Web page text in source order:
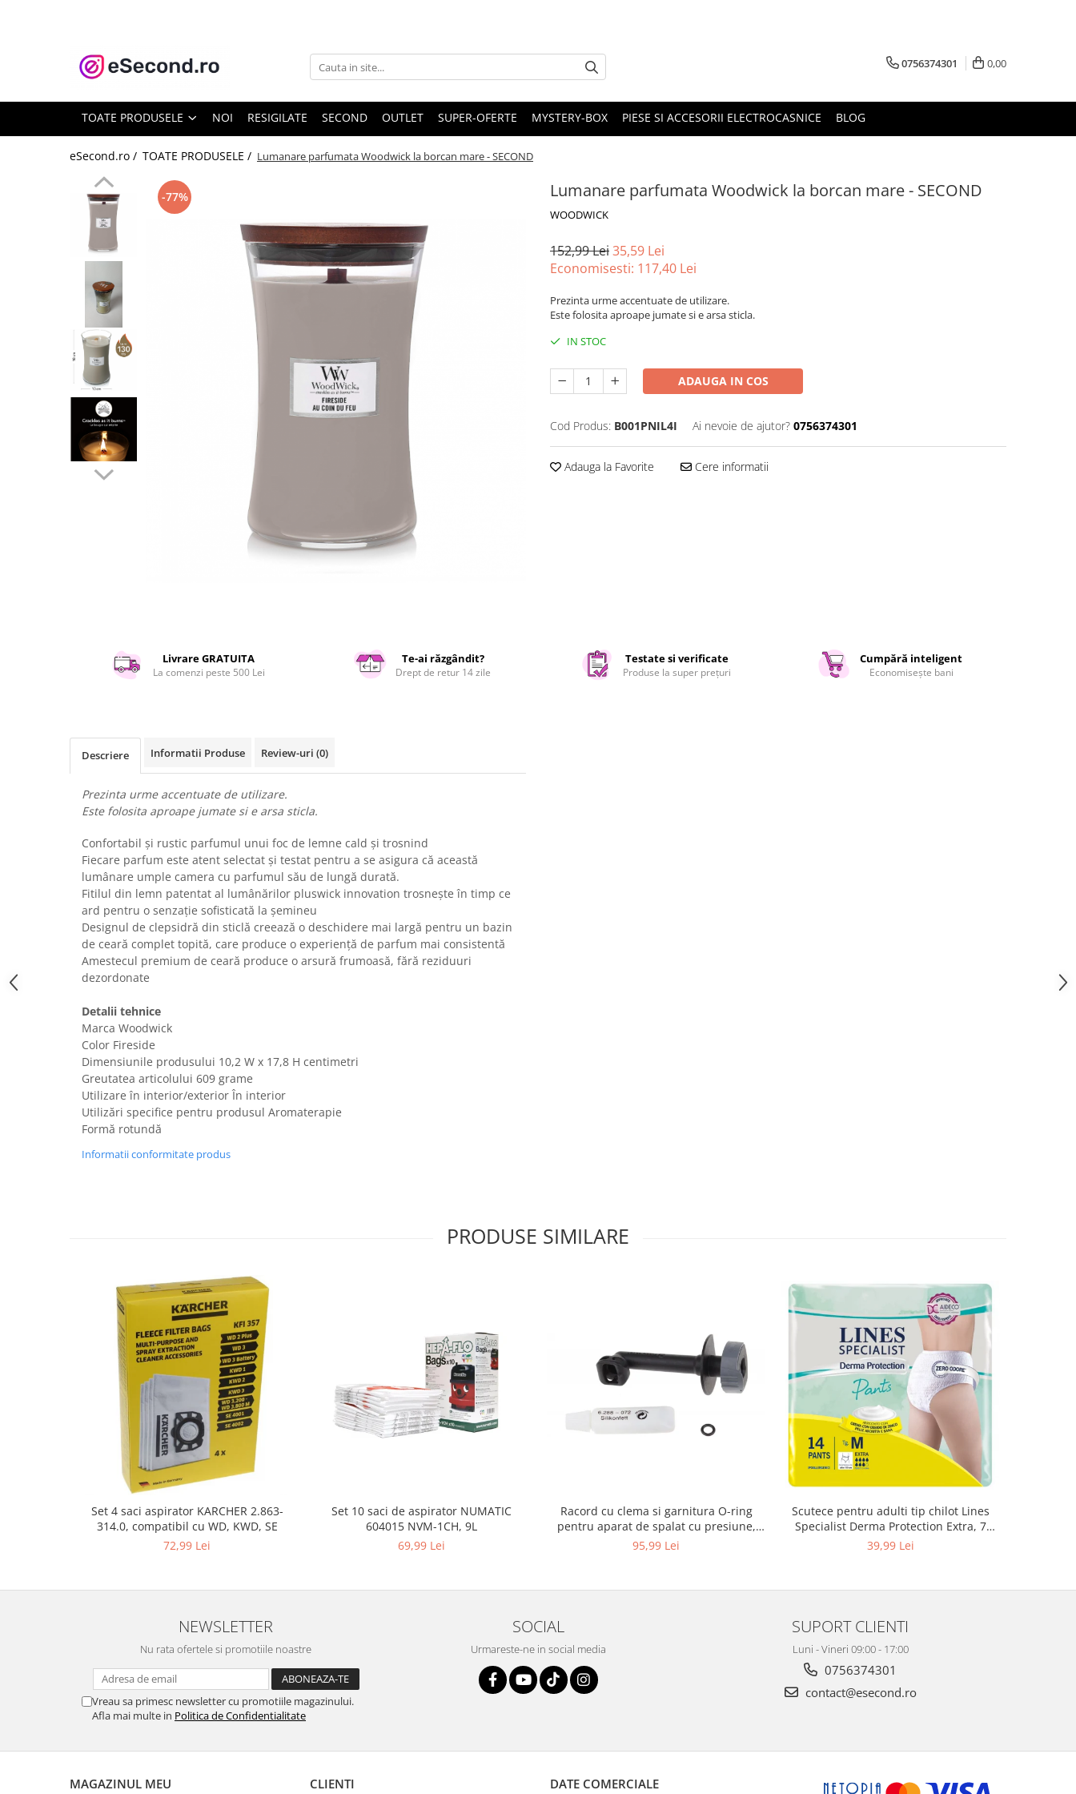
TOATE PRODUSELE
Accesorii Auto
Covorase auto
Echipamente pentru Atelier
Electronice Auto
Intretinere & Cosmetica auto
Reparatii si echipamente auto
Trotinete electrice
Casa, Gradina & Bricolaj
Bucatarie & Servire
Curatenie si intretinere
Hobby-uri creative
Iluminat & Electrice
Scule electrice si unelte
Silicon, spume si solutii tehnice
Uscatoare rufe
Utilaje si materiale de constructii
Laptop, Tablete & Telefoane
Accesorii tablete
Telefoane Mobile & accesorii
Wearable & Gadgeturi
Electrocasnice & Climatizare
Accesorii si piese masini spalat
rufe si uscatoare
Accesorii si piese masini spalat
Aparate Frigorifice
Aparate Racire Aer
Aragaze si cuptoare cu microunde
Climatizare & sisteme de incalzire
Electrocasnice pentru Bucatarie
Fiare de calcat si masini de cusut
Ingrijire Locuinta
Purificatoare de aer
Imbracaminte barbati
Imbracaminte femei
Imbracaminte si Incaltaminte copii
Incaltaminte barbati
Gaming, Carti & Birotica
Console, Jocuri & Accesorii
Ingrijire personala & Cosmetice
Accesorii aparate de ras electrice
personala
Cosmetice si produse ingrijire
Hrana bebelusi
0756374301 0,00
TOATE PRODUSELE NOI RESIGILATE SECOND OUTLET SUPER-OFERTE MYSTERY-BOX PIESE SI ACCESORII ELECTROCASNICE BLOG
eSecond.ro / TOATE PRODUSELE / Lumanare parfumata Woodwick la borcan mare - SECOND
Lumanare parfumata Woodwick la borcan mare - SECOND
WOODWICK
-77%
152,99 Lei35,59 Lei
Economisesti: 117,40 Lei
Prezinta urme accentuate de utilizare.
Este folosita aproape jumate si e arsa sticla.
IN STOC
ADAUGA IN COS
Cod Produs: B001PNIL4I Ai nevoie de ajutor? 0756374301
Adauga la Favorite Cere informatii
Livrare GRATUITA
La comenzi peste 500 Lei
Te-ai răzgândit?
Drept de retur 14 zile
Testate si verificate
Produse la super prețuri
Cumpără inteligent
Economisește bani
Descriere Informatii Produse Review-uri (0)
Prezinta urme accentuate de utilizare.
Este folosita aproape jumate si e arsa sticla.
Confortabil și rustic parfumul unui foc de lemne cald și trosnind
Fiecare parfum este atent selectat și testat pentru a se asigura că această
lumânare umple camera cu parfumul său de lungă durată.
Fitilul din lemn patentat al lumânărilor pluswick innovation trosnește în timp ce
ard pentru o senzație sofisticată la șemineu
Designul de clepsidră din sticlă creează o deschidere mai largă pentru un bazin
de ceară complet topită, care produce o experiență de parfum mai consistentă
Amestecul premium de ceară produce o arsură frumoasă, fără reziduuri
dezordonate
Detalii tehnice
Marca Woodwick
Color Fireside
Dimensiunile produsului 10,2 W x 17,8 H centimetri
Greutatea articolului 609 grame
Utilizare în interior/exterior În interior
Utilizări specifice pentru produsul Aromaterapie
Formă rotundă
Informatii conformitate produs
PRODUSE SIMILARE
Set 4 saci aspirator KARCHER 2.863-
314.0, compatibil cu WD, KWD, SE
72,99 Lei
Set 10 saci de aspirator NUMATIC
604015 NVM-1CH, 9L
69,99 Lei
Racord cu clema si garnitura O-ring
pentru aparat de spalat cu presiune,
KARCHER 4.064-047.0, K2, K3, K4
95,99 Lei
Scutece pentru adulti tip chilot Lines
Specialist Derma Protection Extra, 7
picaturi, marimea M, 14 bucati
39,99 Lei
NEWSLETTER
Nu rata ofertele si promotiile noastre
Vreau sa primesc newsletter cu promotiile magazinului.
Afla mai multe in Politica de Confidentialitate
SOCIAL
Urmareste-ne in social media
SUPORT CLIENTI
Luni - Vineri 09:00 - 17:00
0756374301
contact@esecond.ro
MAGAZINUL MEU CLIENTI DATE COMERCIALE